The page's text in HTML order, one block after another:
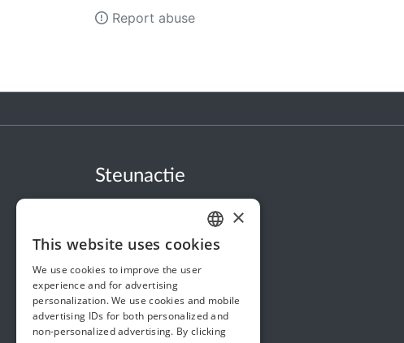
Report abuse
Steunactie
Terms & Conditions
Privacy policy
Cookie policy
DUTCH
ENGLISH
×
This website uses cookies
We use cookies to improve the user
experience and for advertising
personalization. We use cookies and mobile
advertising IDs for both personalized and
non-personalized advertising. By clicking